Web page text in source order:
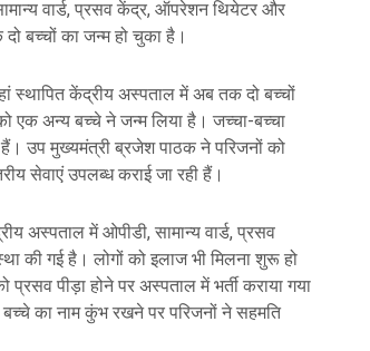
वार्ड, प्रसव केंद्र, ऑपरेशन थियेटर और
बच्चों का जन्म हो चुका है।
स्थापित केंद्रीय अस्पताल में अब तक दो बच्चों
एक अन्य बच्चे ने जन्म लिया है। जच्चा-बच्चा
उप मुख्यमंत्री ब्रजेश पाठक ने परिजनों को
सेवाएं उपलब्ध कराई जा रही हैं।
अस्पताल में ओपीडी, सामान्य वार्ड, प्रसव
की गई है। लोगों को इलाज भी मिलना शुरू हो
प्रसव पीड़ा होने पर अस्पताल में भर्ती कराया गया
का नाम कुंभ रखने पर परिजनों ने सहमति